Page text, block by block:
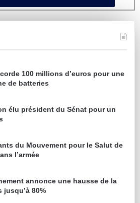
100 millions d’euros pour une
de batteries
élu président du Sénat pour un
du Mouvement pour le Salut de
l’armée
annonce une hausse de la
80%